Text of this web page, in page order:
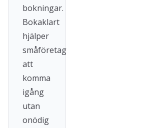
bokningar.
Bokaklart
hjälper
småföretag
att
komma
igång
utan
onödig